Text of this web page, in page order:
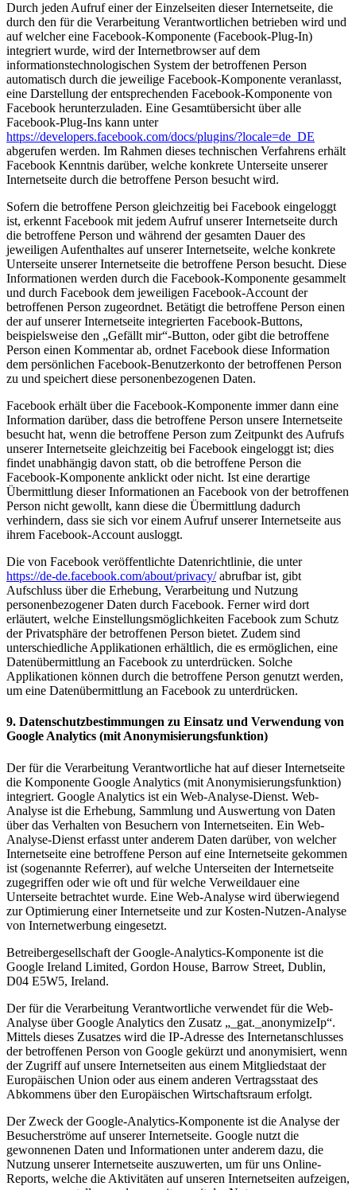
Durch jeden Aufruf einer der Einzelseiten dieser Internetseite, die
durch den für die Verarbeitung Verantwortlichen betrieben wird und
auf welcher eine Facebook-Komponente (Facebook-Plug-In)
integriert wurde, wird der Internetbrowser auf dem
informationstechnologischen System der betroffenen Person
automatisch durch die jeweilige Facebook-Komponente veranlasst,
eine Darstellung der entsprechenden Facebook-Komponente von
Facebook herunterzuladen. Eine Gesamtübersicht über alle
Facebook-Plug-Ins kann unter
https://developers.facebook.com/docs/plugins/?locale=de_DE
abgerufen werden. Im Rahmen dieses technischen Verfahrens erhält
Facebook Kenntnis darüber, welche konkrete Unterseite unserer
Internetseite durch die betroffene Person besucht wird.
Sofern die betroffene Person gleichzeitig bei Facebook eingeloggt
ist, erkennt Facebook mit jedem Aufruf unserer Internetseite durch
die betroffene Person und während der gesamten Dauer des
jeweiligen Aufenthaltes auf unserer Internetseite, welche konkrete
Unterseite unserer Internetseite die betroffene Person besucht. Diese
Informationen werden durch die Facebook-Komponente gesammelt
und durch Facebook dem jeweiligen Facebook-Account der
betroffenen Person zugeordnet. Betätigt die betroffene Person einen
der auf unserer Internetseite integrierten Facebook-Buttons,
beispielsweise den „Gefällt mir“-Button, oder gibt die betroffene
Person einen Kommentar ab, ordnet Facebook diese Information
dem persönlichen Facebook-Benutzerkonto der betroffenen Person
zu und speichert diese personenbezogenen Daten.
Facebook erhält über die Facebook-Komponente immer dann eine
Information darüber, dass die betroffene Person unsere Internetseite
besucht hat, wenn die betroffene Person zum Zeitpunkt des Aufrufs
unserer Internetseite gleichzeitig bei Facebook eingeloggt ist; dies
findet unabhängig davon statt, ob die betroffene Person die
Facebook-Komponente anklickt oder nicht. Ist eine derartige
Übermittlung dieser Informationen an Facebook von der betroffenen
Person nicht gewollt, kann diese die Übermittlung dadurch
verhindern, dass sie sich vor einem Aufruf unserer Internetseite aus
ihrem Facebook-Account ausloggt.
Die von Facebook veröffentlichte Datenrichtlinie, die unter
https://de-de.facebook.com/about/privacy/abrufbar ist, gibt
Aufschluss über die Erhebung, Verarbeitung und Nutzung
personenbezogener Daten durch Facebook. Ferner wird dort
erläutert, welche Einstellungsmöglichkeiten Facebook zum Schutz
der Privatsphäre der betroffenen Person bietet. Zudem sind
unterschiedliche Applikationen erhältlich, die es ermöglichen, eine
Datenübermittlung an Facebook zu unterdrücken. Solche
Applikationen können durch die betroffene Person genutzt werden,
um eine Datenübermittlung an Facebook zu unterdrücken.
9. Datenschutzbestimmungen zu Einsatz und Verwendung von
Google Analytics (mit Anonymisierungsfunktion)
Der für die Verarbeitung Verantwortliche hat auf dieser Internetseite
die Komponente Google Analytics (mit Anonymisierungsfunktion)
integriert. Google Analytics ist ein Web-Analyse-Dienst. Web-
Analyse ist die Erhebung, Sammlung und Auswertung von Daten
über das Verhalten von Besuchern von Internetseiten. Ein Web-
Analyse-Dienst erfasst unter anderem Daten darüber, von welcher
Internetseite eine betroffene Person auf eine Internetseite gekommen
ist (sogenannte Referrer), auf welche Unterseiten der Internetseite
zugegriffen oder wie oft und für welche Verweildauer eine
Unterseite betrachtet wurde. Eine Web-Analyse wird überwiegend
zur Optimierung einer Internetseite und zur Kosten-Nutzen-Analyse
von Internetwerbung eingesetzt.
Betreibergesellschaft der Google-Analytics-Komponente ist die
Google Ireland Limited, Gordon House, Barrow Street, Dublin,
D04 E5W5, Ireland.
Der für die Verarbeitung Verantwortliche verwendet für die Web-
Analyse über Google Analytics den Zusatz „_gat._anonymizeIp“.
Mittels dieses Zusatzes wird die IP-Adresse des Internetanschlusses
der betroffenen Person von Google gekürzt und anonymisiert, wenn
der Zugriff auf unsere Internetseiten aus einem Mitgliedstaat der
Europäischen Union oder aus einem anderen Vertragsstaat des
Abkommens über den Europäischen Wirtschaftsraum erfolgt.
Der Zweck der Google-Analytics-Komponente ist die Analyse der
Besucherströme auf unserer Internetseite. Google nutzt die
gewonnenen Daten und Informationen unter anderem dazu, die
Nutzung unserer Internetseite auszuwerten, um für uns Online-
Reports, welche die Aktivitäten auf unseren Internetseiten aufzeigen,